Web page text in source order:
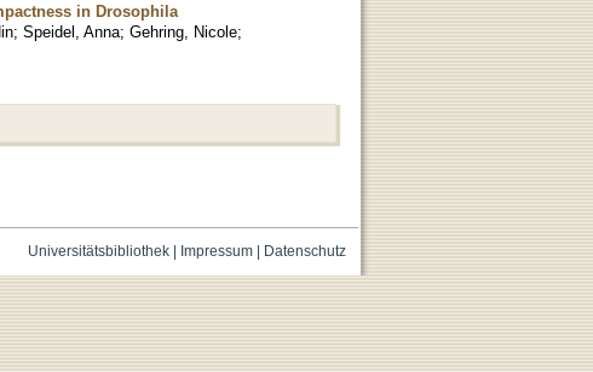
in Drosophila
; Speidel, Anna; Gehring, Nicole;
Universitätsbibliothek| Impressum| Datenschutz